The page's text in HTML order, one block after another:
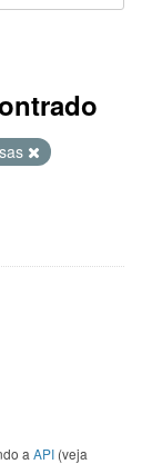
a API (veja